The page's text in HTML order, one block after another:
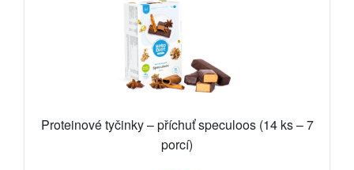
Proteinové tyčinky – příchuť speculoos (14 ks – 7
porcí)